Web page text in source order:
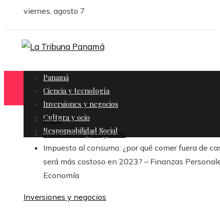
viernes, agosto 7
Panamá
Ciencia y tecnología
Inversiones y negocios
Cultura y ocio
Responsabilidad Social
Inicio
Inversiones y negocios
Impuesto al consumo: ¿por qué comer fuera de
será más costoso en 2023? – Finanzas
Economía
Inversiones y negocios